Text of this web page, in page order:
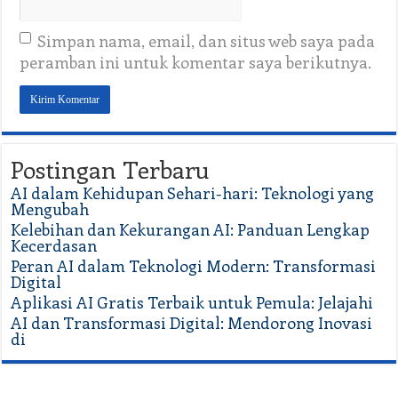
Simpan nama, email, dan situs web saya pada
peramban ini untuk komentar saya berikutnya.
Postingan Terbaru
AI dalam Kehidupan Sehari-hari: Teknologi yang
Mengubah
Kelebihan dan Kekurangan AI: Panduan Lengkap
Kecerdasan
Peran AI dalam Teknologi Modern: Transformasi
Digital
Aplikasi AI Gratis Terbaik untuk Pemula: Jelajahi
AI dan Transformasi Digital: Mendorong Inovasi
di